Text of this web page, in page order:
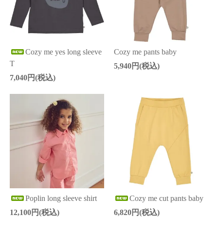
Cozy me yes long sleeve
T
7,040円(税込)
Cozy me pants baby
5,940円(税込)
Poplin long sleeve shirt
12,100円(税込)
Cozy me cut pants baby
6,820円(税込)